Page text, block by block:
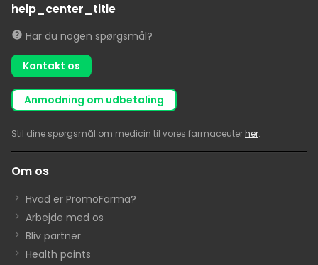
help_center_title
Har du nogen spørgsmål?
Kontakt os
anmodning om udbetaling
Stil dine spørgsmål om medicin til vores farmaceuterher.
Om os
Hvad er PromoFarma?
Arbejde med os
Bliv partner
Health points